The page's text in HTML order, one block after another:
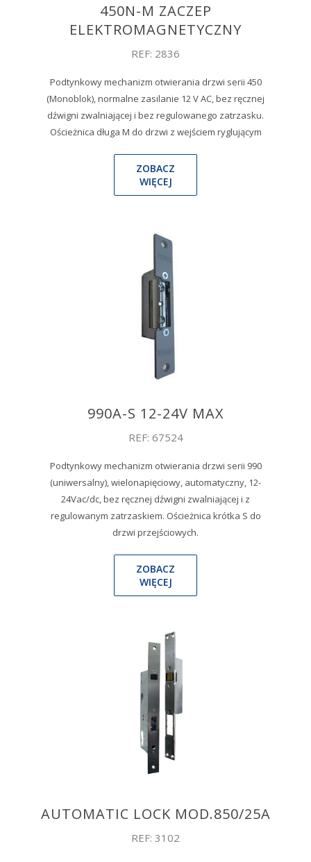
450N-M ZACZEP
ELEKTROMAGNETYCZNY
REF: 2836
Podtynkowy mechanizm otwierania drzwi serii 450
(Monoblok), normalne zasilanie 12 V AC, bez ręcznej
dźwigni zwalniającej i bez regulowanego zatrzasku.
Ościeżnica długa M do drzwi z wejściem ryglującym
ZOBACZ
WIĘCEJ
990A-S 12-24V MAX
REF: 67524
Podtynkowy mechanizm otwierania drzwi serii 990
(uniwersalny), wielonapięciowy, automatyczny, 12-
24Vac/dc, bez ręcznej dźwigni zwalniającej i z
regulowanym zatrzaskiem. Ościeżnica krótka S do
drzwi przejściowych.
ZOBACZ
WIĘCEJ
AUTOMATIC LOCK MOD.850/25A
REF: 3102